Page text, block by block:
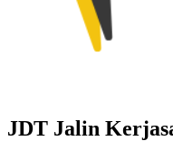
JDT Jalin